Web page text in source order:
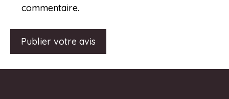
commentaire.